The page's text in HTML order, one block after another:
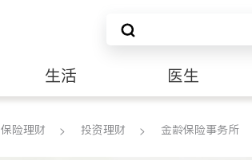
生活 医生
非盈利组织
保险理财 投资理财 金龄保险事务所